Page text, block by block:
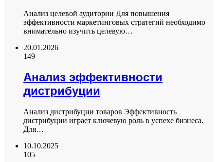
Анализ целевой аудитории Для повышения
эффективности маркетинговых стратегий необходимо
внимательно изучить целевую…
20.01.2026
149
Анализ эффективности
дистрибуции
Анализ дистрибуции товаров Эффективность
дистрибуции играет ключевую роль в успехе бизнеса.
Для…
10.10.2025
105